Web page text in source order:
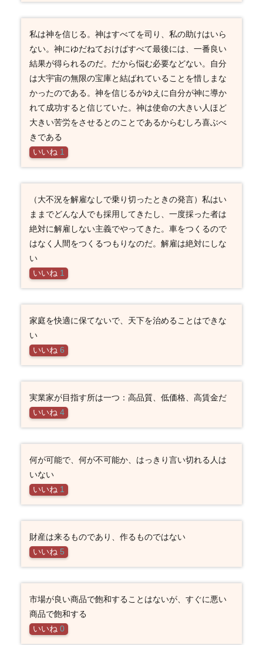
私は神を信じる。神はすべてを司り、私の助けはいら
ない。神にゆだねておけばすべて最後には、一番良い
結果が得られるのだ。だから悩む必要などない。自分
は大宇宙の無限の宝庫と結ばれていることを惜しまな
かったのである。神を信じるがゆえに自分が神に導か
れて成功すると信じていた。神は使命の大きい人ほど
大きい苦労をさせるとのことであるからむしろ喜ぶべ
きである
いいね 1
（大不況を解雇なしで乗り切ったときの発言）私はい
ままでどんな人でも採用してきたし、一度採った者は
絶対に解雇しない主義でやってきた。車をつくるので
はなく人間をつくるつもりなのだ。解雇は絶対にしな
い
いいね 1
家庭を快適に保てないで、天下を治めることはできな
い
いいね 6
実業家が目指す所は一つ：高品質、低価格、高賃金だ
いいね 4
何が可能で、何が不可能か、はっきり言い切れる人は
いない
いいね 1
財産は来るものであり、作るものではない
いいね 5
市場が良い商品で飽和することはないが、すぐに悪い
商品で飽和する
いいね 0